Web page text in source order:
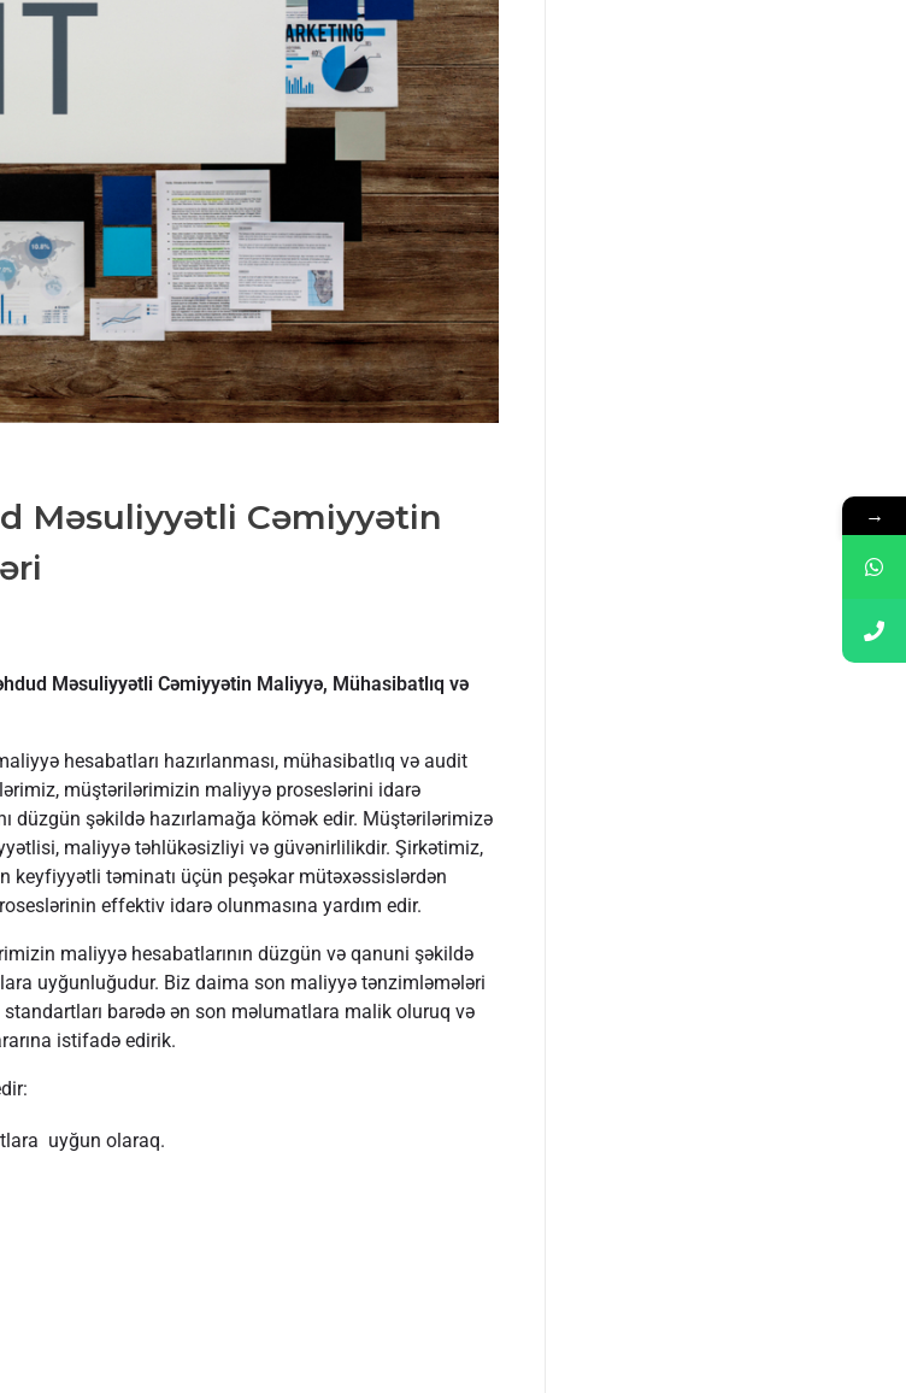
Məsuliyyətli Cəmiyyətin
Məsuliyyətli Cəmiyyətin Maliyyə, Mühasibatlıq və
hesabatları hazırlanması, mühasibatlıq və audit
müştərilərimizin maliyyə proseslərini idarə
düzgün şəkildə hazırlamağa kömək edir. Müştərilərimizə
maliyyə təhlükəsizliyi və güvənirlilikdir. Şirkətimiz,
keyfiyyətli təminatı üçün peşəkar mütəxəssislərdən
effektiv idarə olunmasına yardım edir.
maliyyə hesabatlarının düzgün və qanuni şəkildə
uyğunluğudur. Biz daima son maliyyə tənzimləmələri
barədə ən son məlumatlara malik oluruq və
istifadə edirik.
uyğun olaraq.
→